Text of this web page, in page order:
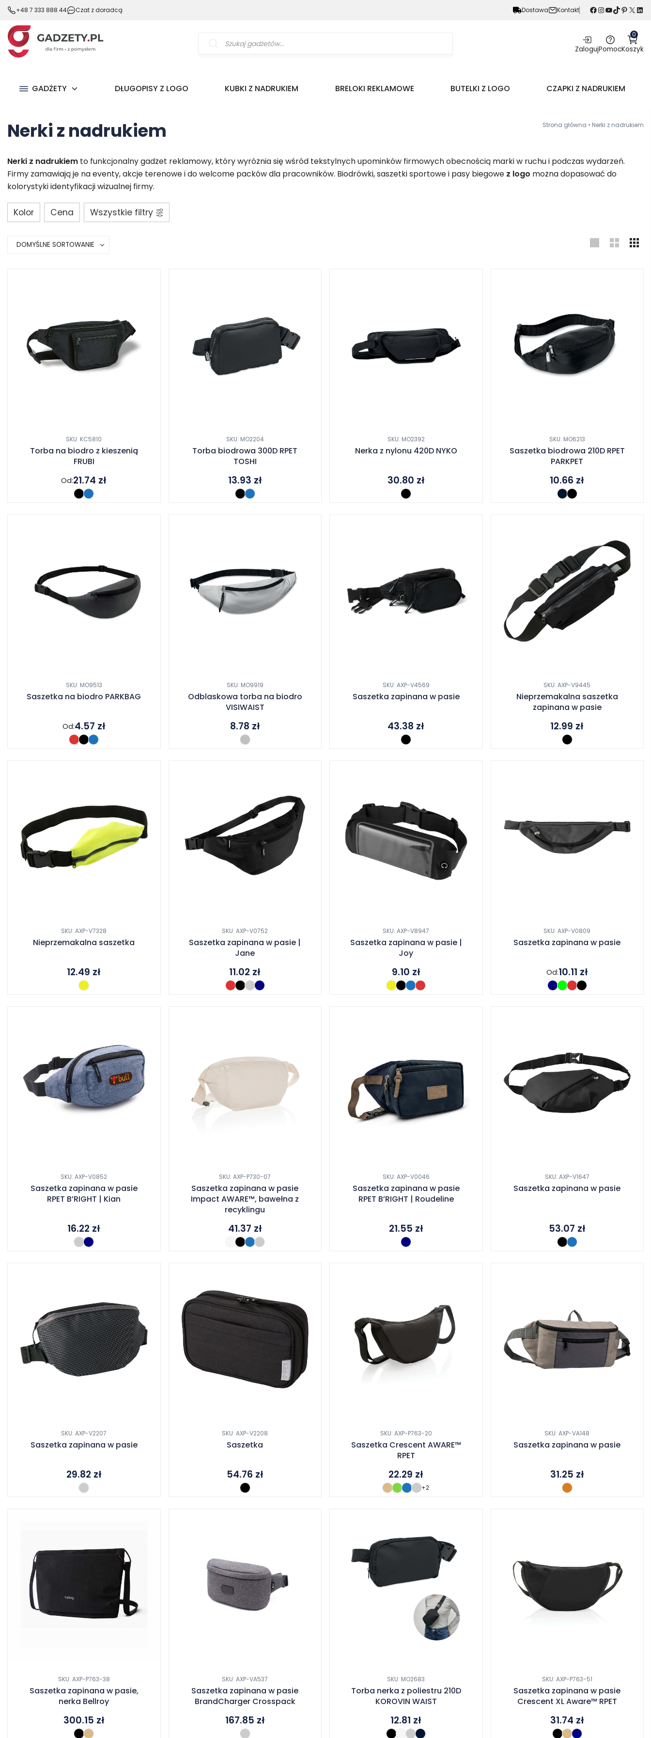
+48 7 333 888 44 Czat z doradcą Dostawa Kontakt Facebook InstagramYouTube TikTok Pinterest X LinkedIn
produktów ZalogujPomoc
0
Koszyk
GADŻETY DŁUGOPISY Z LOGO KUBKI Z NADRUKIEM BRELOKI REKLAMOWE BUTELKI Z LOGO CZAPKI Z NADRUKIEM
Strona główna • Nerki z nadrukiem
Nerki z nadrukiem
Nerki z nadrukiem to funkcjonalny gadżet reklamowy, który wyróżnia się wśród tekstylnych upominków firmowych obecnością marki w ruchu i podczas wydarzeń.
Firmy zamawiają je na eventy, akcje terenowe i do welcome packów dla pracowników. Biodrówki, saszetki sportowe i pasy biegowe z logo można dopasować do
kolorystyki identyfikacji wizualnej firmy.
Kolor Cena Wszystkie filtry
DOMYŚLNE SORTOWANIE
SKU: KC5810
Torba na biodro z kieszenią
FRUBI
Od:21.74 zł
SKU: MO2204
Torba biodrowa 300D RPET
TOSHI
13.93 zł
SKU: MO2392
Nerka z nylonu 420D NYKO
30.80 zł
SKU: MO6213
Saszetka biodrowa 210D RPET
PARKPET
10.66 zł
SKU: MO9513
Saszetka na biodro PARKBAG
Od:4.57 zł
SKU: MO9919
Odblaskowa torba na biodro
VISIWAIST
8.78 zł
SKU: AXP-V4569
Saszetka zapinana w pasie
43.38 zł
SKU: AXP-V9445
Nieprzemakalna saszetka
zapinana w pasie
12.99 zł
SKU: AXP-V7328
Nieprzemakalna saszetka
12.49 zł
SKU: AXP-V0752
Saszetka zapinana w pasie |
Jane
11.02 zł
SKU: AXP-V8947
Saszetka zapinana w pasie |
Joy
9.10 zł
SKU: AXP-V0809
Saszetka zapinana w pasie
Od:10.11 zł
SKU: AXP-V0852
Saszetka zapinana w pasie
RPET B’RIGHT | Kian
16.22 zł
SKU: AXP-P730-07
Saszetka zapinana w pasie
Impact AWARE™, bawełna z
recyklingu
41.37 zł
SKU: AXP-V0046
Saszetka zapinana w pasie
RPET B’RIGHT | Roudeline
21.55 zł
SKU: AXP-V1647
Saszetka zapinana w pasie
53.07 zł
SKU: AXP-V2207
Saszetka zapinana w pasie
29.82 zł
SKU: AXP-V2208
Saszetka
54.76 zł
SKU: AXP-P763-20
Saszetka Crescent AWARE™
RPET
22.29 zł
+2
SKU: AXP-VA148
Saszetka zapinana w pasie
31.25 zł
SKU: AXP-P763-38
Saszetka zapinana w pasie,
nerka Bellroy
300.15 zł
SKU: AXP-VA537
Saszetka zapinana w pasie
BrandCharger Crosspack
167.85 zł
SKU: MO2683
Torba nerka z poliestru 210D
KOROVIN WAIST
12.81 zł
SKU: AXP-P763-51
Saszetka zapinana w pasie
Crescent XL Aware™ RPET
31.74 zł